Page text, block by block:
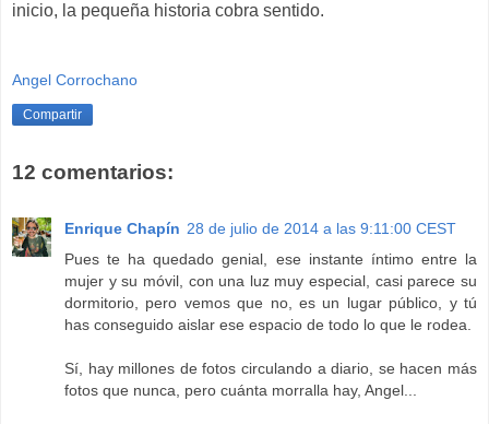
inicio, la pequeña historia cobra sentido.
Angel Corrochano
Compartir
12 comentarios:
Enrique Chapín 28 de julio de 2014 a las 9:11:00 CEST
Pues te ha quedado genial, ese instante íntimo entre la
mujer y su móvil, con una luz muy especial, casi parece su
dormitorio, pero vemos que no, es un lugar público, y tú
has conseguido aislar ese espacio de todo lo que le rodea.
Sí, hay millones de fotos circulando a diario, se hacen más
fotos que nunca, pero cuánta morralla hay, Angel...